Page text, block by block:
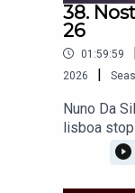
38.
26
01:59:59
2026
|
Nuno Da
lisboa stop
bonita
Portugal